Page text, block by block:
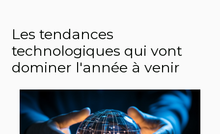
Les tendances
technologiques qui vont
dominer l'année à venir